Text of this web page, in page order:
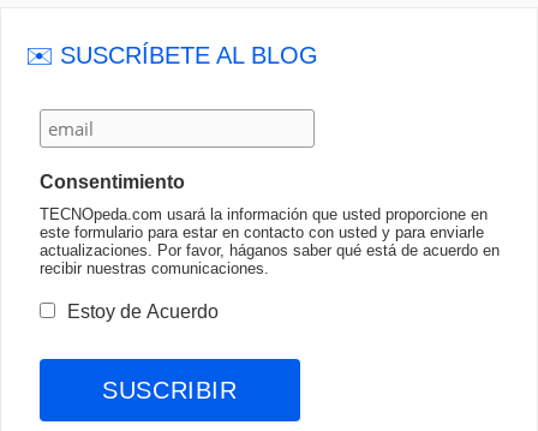
✉️ SUSCRÍBETE AL BLOG
Consentimiento
TECNOpeda.com usará la información que usted proporcione en
este formulario para estar en contacto con usted y para enviarle
actualizaciones. Por favor, háganos saber qué está de acuerdo en
recibir nuestras comunicaciones.
Estoy de Acuerdo